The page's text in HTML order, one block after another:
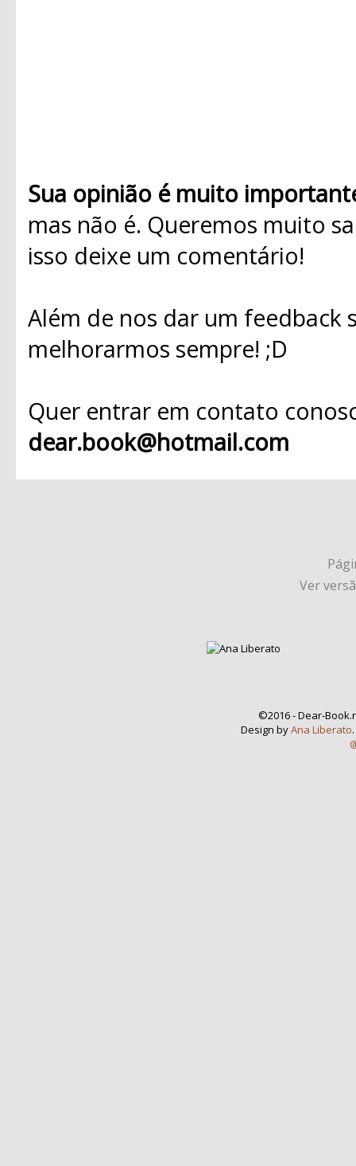
Sua opinião é muito
mas não é. Queremos muito
isso deixe um comentário!
Além de nos dar um
melhorarmos sempre! ;D
Quer entrar em contato
dear.book@hotmail.com
Ver
©2016 - Dear-
Design byAna Liberato